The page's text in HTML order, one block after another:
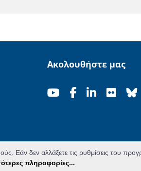
Ακολουθήστε μας
Εάν δεν αλλάξετε τις ρυθμίσεις του
πληροφορίες...